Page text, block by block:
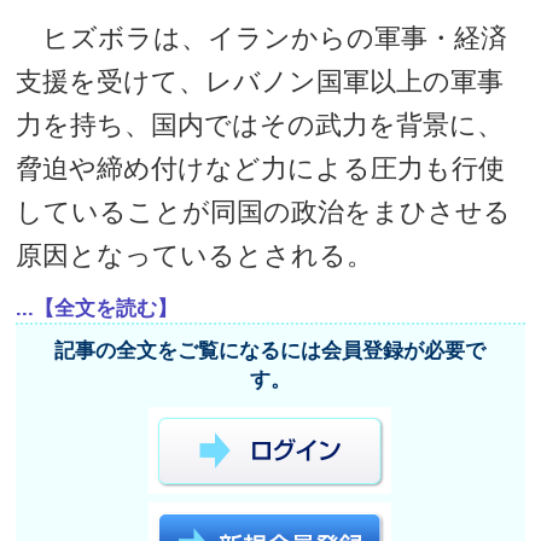
ヒズボラは、イランからの軍事・経済
支援を受けて、レバノン国軍以上の軍事
力を持ち、国内ではその武力を背景に、
脅迫や締め付けなど力による圧力も行使
していることが同国の政治をまひさせる
原因となっているとされる。
...【全文を読む】
記事の全文をご覧になるには会員登録が必要で
す。